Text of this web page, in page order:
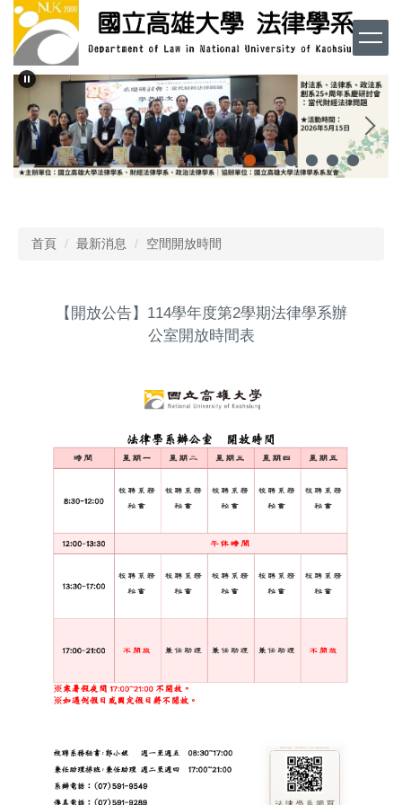
跳
主
要
內
區
首頁 最新消息 空間開放時間
【開放公告】114學年度第2學期法律學系辦
公室開放時間表